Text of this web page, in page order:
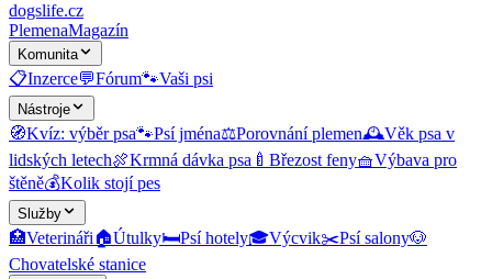
dogslife.cz
PlemenaMagazín
Komunita
📋Inzerce💬Fórum🐾Vaši psi
Nástroje
🧭Kvíz: výběr psa🐾Psí jména⚖️Porovnání plemen🕰️Věk psa v
lidských letech🍖Krmná dávka psa 🍼 Březost feny🧺Výbava pro
štěně💰Kolik stojí pes
Služby
🏥Veterináři🏠Útulky🛏️Psí hotely🎓Výcvik✂️Psí salony🐶
Chovatelské stanice